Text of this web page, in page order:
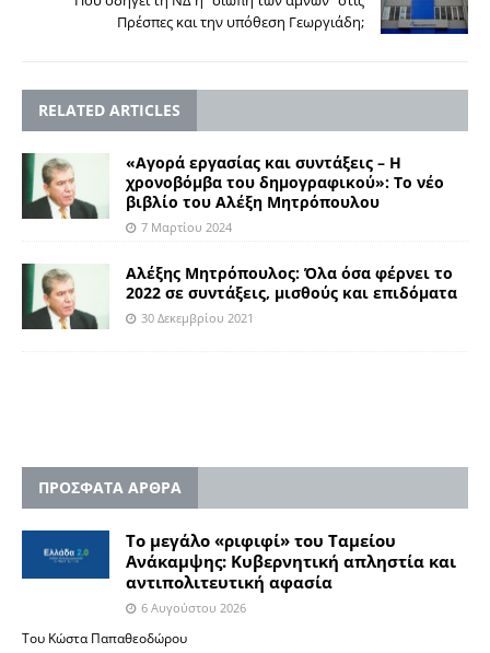
Πρέσπες και την υπόθεση Γεωργιάδη;
RELATED ARTICLES
«Αγορά εργασίας και συντάξεις – Η
χρονοβόμβα του δημογραφικού»: Το νέο
βιβλίο του Αλέξη Μητρόπουλου
7 Μαρτίου 2024
Αλέξης Μητρόπουλος: Όλα όσα φέρνει το
2022 σε συντάξεις, μισθούς και επιδόματα
30 Δεκεμβρίου 2021
ΠΡΟΣΦΑΤΑ ΑΡΘΡΑ
Το μεγάλο «ριφιφί» του Ταμείου
Ανάκαμψης: Κυβερνητική απληστία και
αντιπολιτευτική αφασία
6 Αυγούστου 2026
Του Κώστα Παπαθεοδώρου